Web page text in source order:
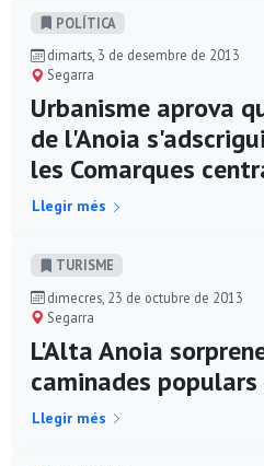
POLÍ­TICA
dimarts, 3 de desembre de 2013
Segarra
Urbanisme aprova
de l'Anoia
les Comarques
Llegir més
TURISME
dimecres, 23 de octubre de 2013
Segarra
L'Alta Anoia
caminades
Llegir més